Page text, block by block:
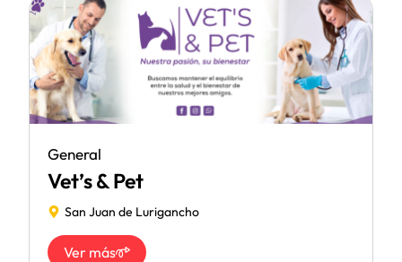
General
Vet’s & Pet
San Juan de Lurigancho
Ver más